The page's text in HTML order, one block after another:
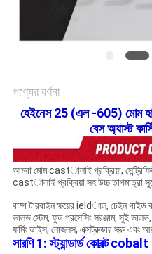
পণ্যের বর্ণনা
হেইনেস 25 (এল -605) মোম
বেস অ্যাস্ট
আমরা মোম castালাই প্রক্রিয়া,
castালাই প্রক্রিয়া সহ উচ্চ তাপমাত্রা
বাষ্প টারবাইন ক্ষয়ের ieldাল, চেইন গাইড
ভালভ স্টেম, ফুড প্রসেসিং সরঞ্জাম, সুই ভালভ,
ফর্মিং ডাইস, নোজলস, এক্সট্রুডার স্ক্রু এবং
সারণি 1: স্ট্যান্ডার্ড কোবল্টcobalt